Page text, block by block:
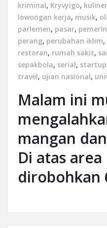
kriminal, Kryvyigo, kuliner
lowongan kerja, musik,
parlemen, pasar,
perang, perubahan iklim,
restoran, rumah sakit,
sepakbola, serial, startup
travel, ujian nasional,
Malam ini
mangan
Di atas
dirobohkan